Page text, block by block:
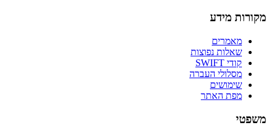
מקורות מידע
מאמרים
שאלות נפוצות
קודי SWIFT
מסלולי העברה
שימושים
מפת האתר
משפטי